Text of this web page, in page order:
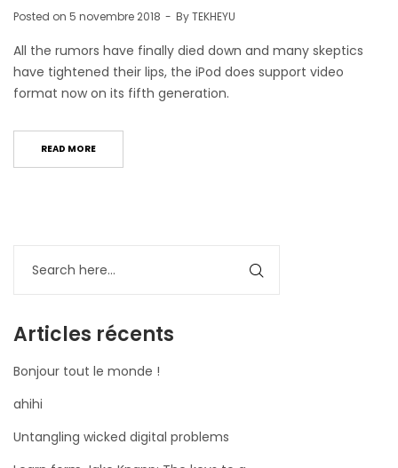
Posted on 5 novembre 2018 ByTEKHEYU
All the rumors have finally died down and many skeptics
have tightened their lips, the iPod does support video
format now on its fifth generation.
READ MORE
Articles récents
Bonjour tout le monde !
ahihi
Untangling wicked digital problems